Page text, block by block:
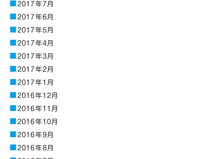
2017年7月
2017年6月
2017年5月
2017年4月
2017年3月
2017年2月
2017年1月
2016年12月
2016年11月
2016年10月
2016年9月
2016年8月